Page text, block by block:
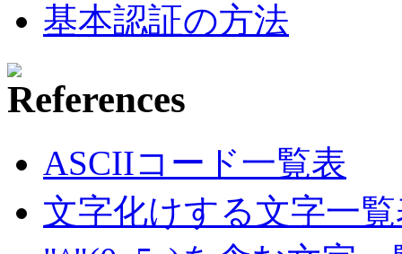
基本認証の方法
ASCIIコード一覧表
文字化けする文字一